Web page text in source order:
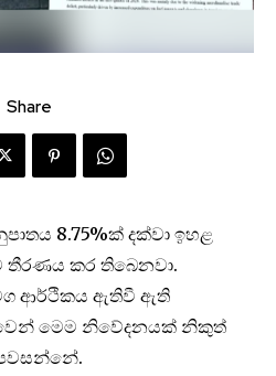
Share
8.75%ක් දක්වා ඉහළ
තීරණය කර තිබෙනවා.
ආර්ථිකය ඇතිවී ඇති
මෙම නිවේදනයක් නිකුත්